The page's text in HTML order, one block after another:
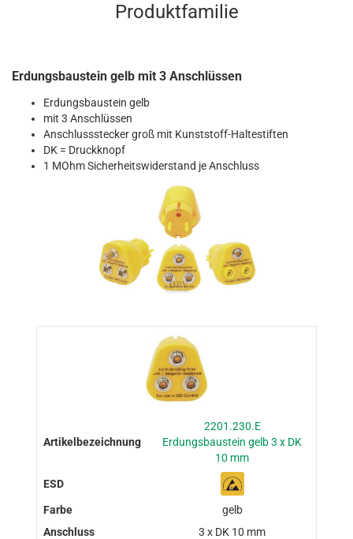
Produktfamilie
Erdungsbaustein gelb mit 3 Anschlüssen
Erdungsbaustein gelb
mit 3 Anschlüssen
Anschlussstecker groß mit Kunststoff-Haltestiften
DK = Druckknopf
1 MOhm Sicherheitswiderstand je Anschluss
2201.230.E
Erdungsbaustein gelb 3 x DK
10 mm
gelb
3 x DK 10 mm